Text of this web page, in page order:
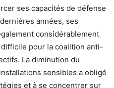
ses capacités de défense
années, ses
considérablement
pour la coalition anti-
La diminution du
sensibles a obligé
et à se concentrer sur